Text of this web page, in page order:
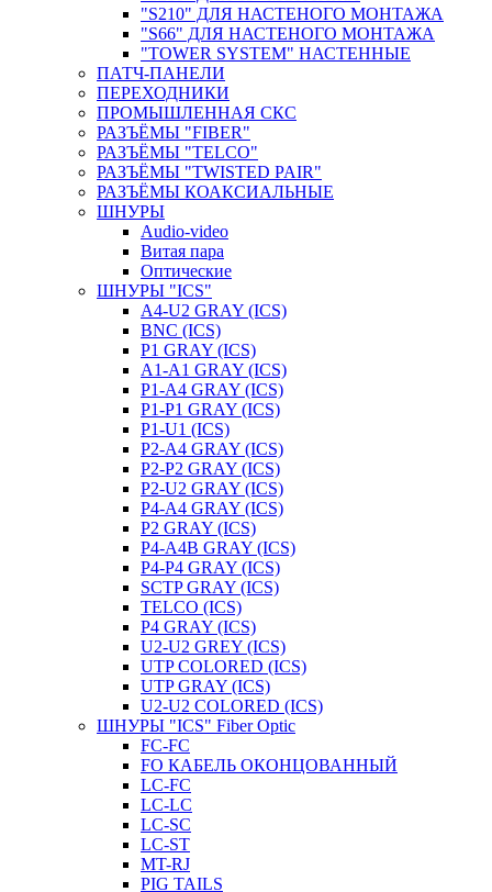
"S210" ДЛЯ НАСТЕНОГО МОНТАЖА
"S66" ДЛЯ НАСТЕНОГО МОНТАЖА
"TOWER SYSTEM" НАСТЕННЫЕ
ПАТЧ-ПАНЕЛИ
ПЕРЕХОДНИКИ
ПРОМЫШЛЕННАЯ СКС
РАЗЪЁМЫ "FIBER"
РАЗЪЁМЫ "TELCO"
РАЗЪЁМЫ "TWISTED PAIR"
РАЗЪЁМЫ КОАКСИАЛЬНЫЕ
ШНУРЫ
Audio-video
Витая пара
Оптические
ШНУРЫ "ICS"
A4-U2 GRAY (ICS)
BNC (ICS)
P1 GRAY (ICS)
A1-A1 GRAY (ICS)
P1-A4 GRAY (ICS)
P1-P1 GRAY (ICS)
P1-U1 (ICS)
P2-A4 GRAY (ICS)
P2-P2 GRAY (ICS)
P2-U2 GRAY (ICS)
P4-A4 GRAY (ICS)
P2 GRAY (ICS)
P4-A4B GRAY (ICS)
P4-P4 GRAY (ICS)
SCTP GRAY (ICS)
TELCO (ICS)
P4 GRAY (ICS)
U2-U2 GREY (ICS)
UTP COLORED (ICS)
UTP GRAY (ICS)
U2-U2 COLORED (ICS)
ШНУРЫ "ICS" Fiber Optic
FC-FC
FO КАБЕЛЬ ОКОНЦОВАННЫЙ
LC-FC
LC-LC
LC-SC
LС-ST
MT-RJ
PIG TAILS